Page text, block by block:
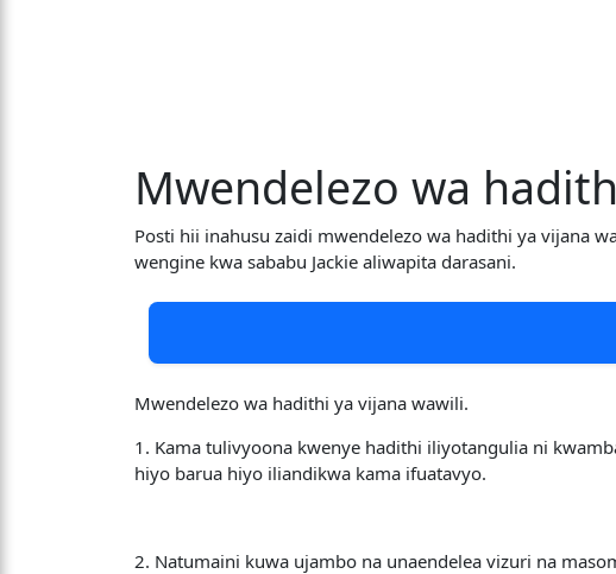
Mwendelezo wa
Posti hii inahusu zaidi mwendelezo wa hadithi ya vijana
wengine kwa sababu Jackie aliwapita darasani.
Mwendelezo wa hadithi ya vijana wawili.
1. Kama tulivyoona kwenye hadithi iliyotangulia ni
hiyo barua hiyo iliandikwa kama ifuatavyo.
2. Natumaini kuwa ujambo na unaendelea vizuri na